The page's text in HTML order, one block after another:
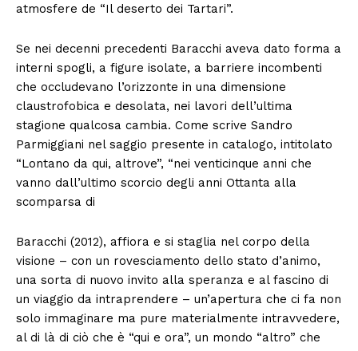
atmosfere de “Il deserto dei Tartari”.
Se nei decenni precedenti Baracchi aveva dato forma a
interni spogli, a figure isolate, a barriere incombenti
che occludevano l’orizzonte in una dimensione
claustrofobica e desolata, nei lavori dell’ultima
stagione qualcosa cambia. Come scrive Sandro
Parmiggiani nel saggio presente in catalogo, intitolato
“Lontano da qui, altrove”, “nei venticinque anni che
vanno dall’ultimo scorcio degli anni Ottanta alla
scomparsa di
Baracchi (2012), affiora e si staglia nel corpo della
visione – con un rovesciamento dello stato d’animo,
una sorta di nuovo invito alla speranza e al fascino di
un viaggio da intraprendere – un’apertura che ci fa non
solo immaginare ma pure materialmente intravvedere,
al di là di ciò che è “qui e ora”, un mondo “altro” che